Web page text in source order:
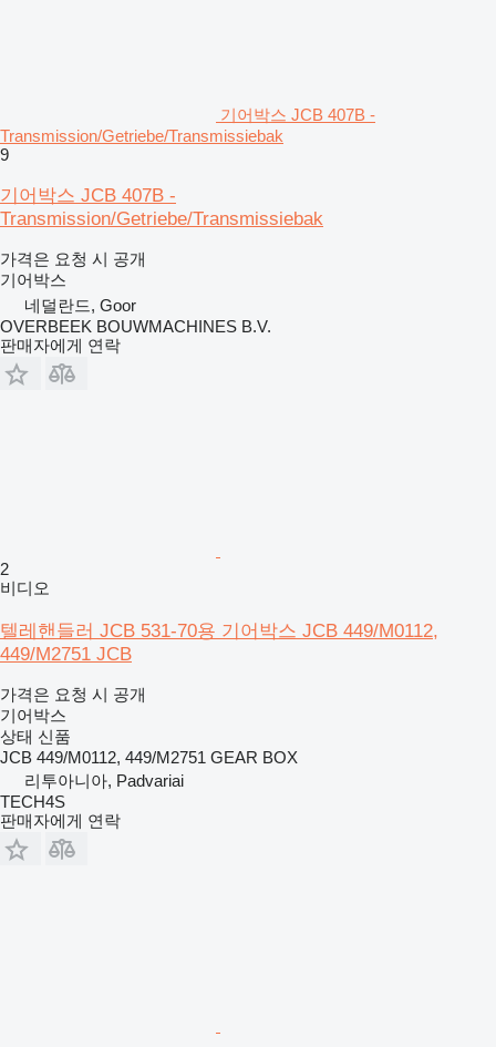
기어박스 JCB 407B -
Transmission/Getriebe/Transmissiebak
9
기어박스 JCB 407B -
Transmission/Getriebe/Transmissiebak
가격은 요청 시 공개
기어박스
네덜란드, Goor
OVERBEEK BOUWMACHINES B.V.
판매자에게 연락
2
비디오
텔레핸들러 JCB 531-70용 기어박스 JCB 449/M0112,
449/M2751 JCB
가격은 요청 시 공개
기어박스
상태 신품
JCB 449/M0112, 449/M2751 GEAR BOX
리투아니아, Padvariai
TECH4S
판매자에게 연락